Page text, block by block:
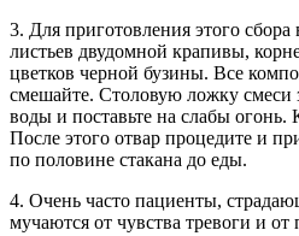
3. Для приготовления этого
листьев двудомной крапивы,
цветков черной бузины. Все
смешайте. Столовую ложку смеси
воды и поставьте на слабы огонь.
После этого отвар процедите и
по половине стакана до еды.
4. Очень часто пациенты,
мучаются от чувства тревоги и